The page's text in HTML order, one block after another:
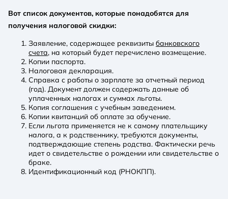
Вот список документов, которые понадобятся для
получения налоговой скидки:
Заявление, содержащее реквизиты банковского
счета, на который будет перечислено возмещение.
Копии паспорта.
Налоговая декларация.
Справка с работы о зарплате за отчетный период
(год). Документ должен содержать данные об
уплаченных налогах и суммах льготы.
Копия соглашения с учебным заведением.
Копии квитанций об оплате за обучение.
Если льгота применяется не к самому плательщику
налога, а к родственнику, требуются документы,
подтверждающие степень родства. Фактически речь
идет о свидетельстве о рождении или свидетельстве о
браке.
Идентификационный код (РНОКПП).